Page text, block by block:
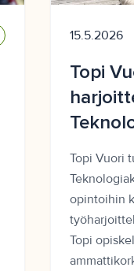
15.5.2026
Topi
Topi Vuori
opintoihin
Topi